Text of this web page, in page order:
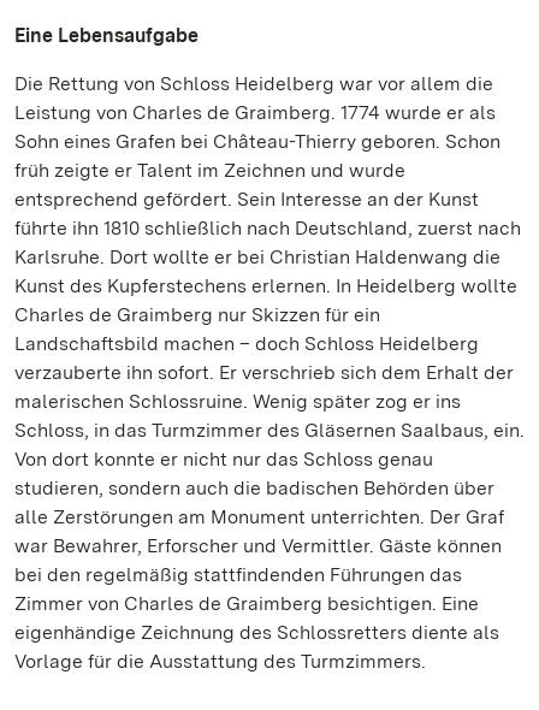
Eine Lebensaufgabe
Die Rettung von Schloss Heidelberg war vor allem die
Leistung von Charles de Graimberg. 1774 wurde er als
Sohn eines Grafen bei Château-Thierry geboren. Schon
früh zeigte er Talent im Zeichnen und wurde
entsprechend gefördert. Sein Interesse an der Kunst
führte ihn 1810 schließlich nach Deutschland, zuerst nach
Karlsruhe. Dort wollte er bei Christian Haldenwang die
Kunst des Kupferstechens erlernen. In Heidelberg wollte
Charles de Graimberg nur Skizzen für ein
Landschaftsbild machen – doch Schloss Heidelberg
verzauberte ihn sofort. Er verschrieb sich dem Erhalt der
malerischen Schlossruine. Wenig später zog er ins
Schloss, in das Turmzimmer des Gläsernen Saalbaus, ein.
Von dort konnte er nicht nur das Schloss genau
studieren, sondern auch die badischen Behörden über
alle Zerstörungen am Monument unterrichten. Der Graf
war Bewahrer, Erforscher und Vermittler. Gäste können
bei den regelmäßig stattfindenden Führungen das
Zimmer von Charles de Graimberg besichtigen. Eine
eigenhändige Zeichnung des Schlossretters diente als
Vorlage für die Ausstattung des Turmzimmers.